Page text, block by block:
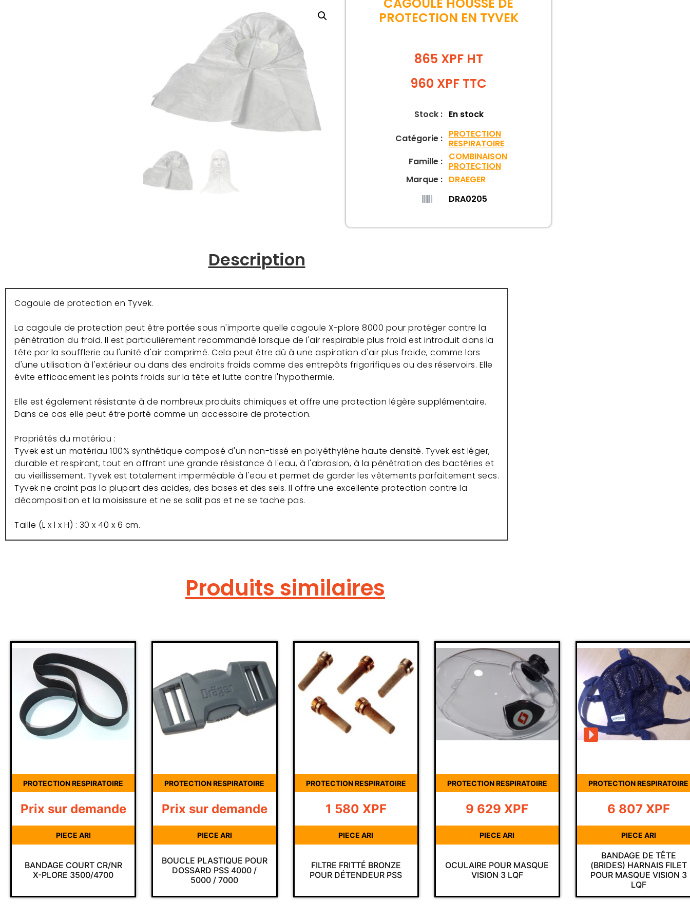
PROTECTION EN TYVEK
865 XPF HT
960 XPF TTC
Stock : En stock
Catégorie :PROTECTION
RESPIRATOIRE
Famille :COMBINAISON
PROTECTION
Marque : DRAEGER
DRA0205
Description
Cagoule de protection en Tyvek.
La cagoule de protection peut être portée sous n'importe quelle cagoule X-plore 8000 pour protéger contre la
pénétration du froid. Il est particulièrement recommandé lorsque de l'air respirable plus froid est introduit dans la
tête par la soufflerie ou l'unité d'air comprimé. Cela peut être dû à une aspiration d'air plus froide, comme lors
d'une utilisation à l'extérieur ou dans des endroits froids comme des entrepôts frigorifiques ou des réservoirs. Elle
évite efficacement les points froids sur la tête et lutte contre l'hypothermie.
Elle est également résistante à de nombreux produits chimiques et offre une protection légère supplémentaire.
Dans ce cas elle peut être porté comme un accessoire de protection.
Propriétés du matériau :
Tyvek est un matériau 100% synthétique composé d'un non-tissé en polyéthylène haute densité. Tyvek est léger,
durable et respirant, tout en offrant une grande résistance à l'eau, à l'abrasion, à la pénétration des bactéries et
au vieillissement. Tyvek est totalement imperméable à l'eau et permet de garder les vêtements parfaitement secs.
Tyvek ne craint pas la plupart des acides, des bases et des sels. Il offre une excellente protection contre la
décomposition et la moisissure et ne se salit pas et ne se tache pas.
Taille (L x l x H) : 30 x 40 x 6 cm.
Produits similaires
RESPIRATOIRE
COURT CR/NR
3500/4700
sur demande
PROTECTION RESPIRATOIRE
BOUCLE PLASTIQUE POUR
DOSSARD PSS 4000 /
5000 / 7000
Prix sur demande
PROTECTION RESPIRATOIRE
FILTRE FRITTÉ BRONZE
POUR DÉTENDEUR PSS
XPF
PROTECTION RESPIRATOIRE
OCULAIRE POUR MASQUE
VISION 3 LQF
XPF
PROTECTION RESPIRATOIRE
BANDAGE DE TÊTE
(BRIDES) HARNAIS FILET
POUR MASQUE VISION 3
XPF